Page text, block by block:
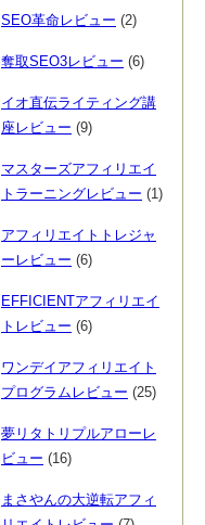
SEO革命レビュー (2)
奪取SEO3レビュー (6)
イオ直伝ライティング講
座レビュー (9)
マスターズアフィリエイ
トラーニングレビュー (1)
アフィリエイトトレジャ
ーレビュー (6)
EFFICIENTアフィリエイ
トレビュー (6)
ワンデイアフィリエイト
プログラムレビュー (25)
夢リタトリプルアローレ
ビュー (16)
まさやんの大逆転アフィ